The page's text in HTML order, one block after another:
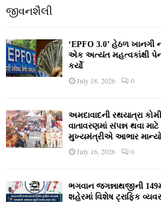
જીવનશૈલી
‘EPFO 3.0’ હેઠળ ખાનગી
એક અત્યંત મહત્વકાંક્ષી
કર્યો
July 18, 2026 0
અમદાવાદની રથયાત્રા
વાતાવરણમાં સંપન્ન થવા
મુખ્યમંત્રીએ આભાર
July 16, 2026 0
ભગવાન જગન્નાથજીની
શહેરમાં વિશેષ ટ્રાફિક